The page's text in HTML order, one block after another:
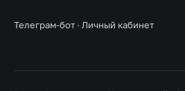
Телеграм-бот · Личный кабинет